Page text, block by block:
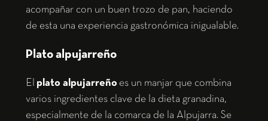
acompañar con un buen trozo de pan, haciendo
de esta una experiencia gastronómica inigualable.
Plato alpujarreño
El plato alpujarreño es un manjar que combina
varios ingredientes clave de la dieta granadina,
especialmente de la comarca de la Alpujarra. Se